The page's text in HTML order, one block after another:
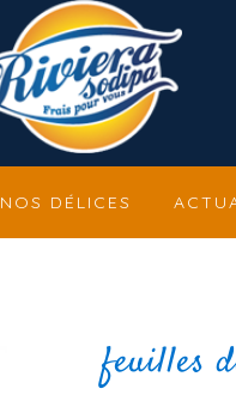
NOS DÉLICES
feuilles